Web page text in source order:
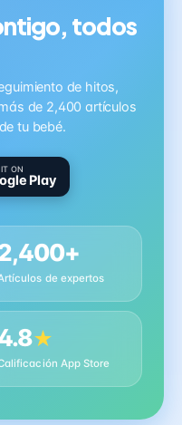
todos
de hitos,
de 2,400 artículos
tu bebé.
ON
Play
de expertos
★
App Store